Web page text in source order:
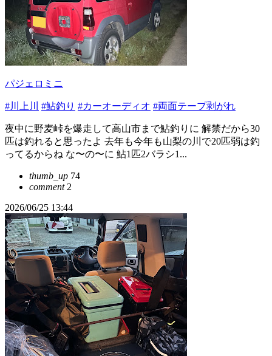
パジェロミニ
#川上川 #鮎釣り #カーオーディオ #両面テープ剥がれ
夜中に野麦峠を爆走して高山市まで鮎釣りに 解禁だから30
匹は釣れると思ったよ 去年も今年も山梨の川で20匹弱は釣
ってるからね な〜の〜に 鮎1匹2バラシ1...
thumb_up 74
comment2
2026/06/25 13:44